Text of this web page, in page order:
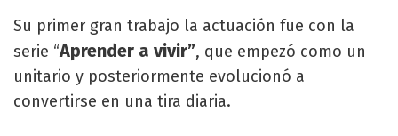
Su primer gran trabajo la actuación fue con la
serie “Aprender a vivir”, que empezó como un
unitario y posteriormente evolucionó a
convertirse en una tira diaria.